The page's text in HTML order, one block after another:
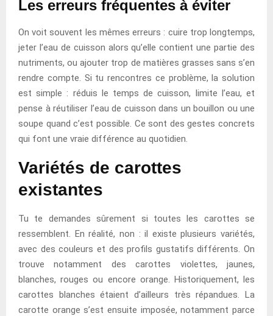
Les erreurs fréquentes à éviter
On voit souvent les mêmes erreurs : cuire trop longtemps,
jeter l’eau de cuisson alors qu’elle contient une partie des
nutriments, ou ajouter trop de matières grasses sans s’en
rendre compte. Si tu rencontres ce problème, la solution
est simple : réduis le temps de cuisson, limite l’eau, et
pense à réutiliser l’eau de cuisson dans un bouillon ou une
soupe quand c’est possible. Ce sont des gestes concrets
qui font une vraie différence au quotidien.
Variétés de carottes
existantes
Tu te demandes sûrement si toutes les carottes se
ressemblent. En réalité, non : il existe plusieurs variétés,
avec des couleurs et des profils gustatifs différents. On
trouve notamment des carottes violettes, jaunes,
blanches, rouges ou encore orange. Historiquement, les
carottes blanches étaient d’ailleurs très répandues. La
carotte orange s’est ensuite imposée, notamment parce